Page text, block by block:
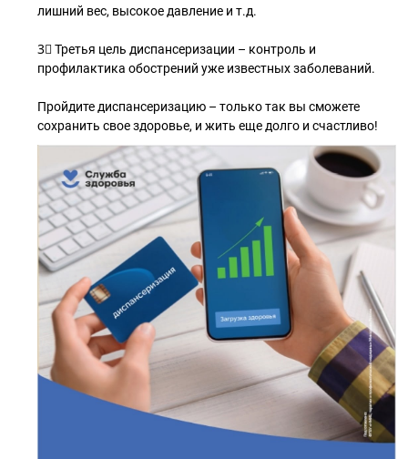
лишний вес, высокое давление и т.д.
3⃣ Третья цель диспансеризации – контроль и
профилактика обострений уже известных заболеваний.
Пройдите диспансеризацию – только так вы сможете
сохранить свое здоровье, и жить еще долго и счастливо!